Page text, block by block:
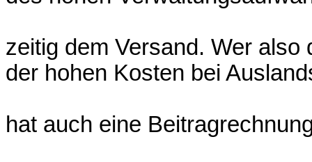
zeitig dem Versand. Wer
der hohen Kosten bei
hat auch eine